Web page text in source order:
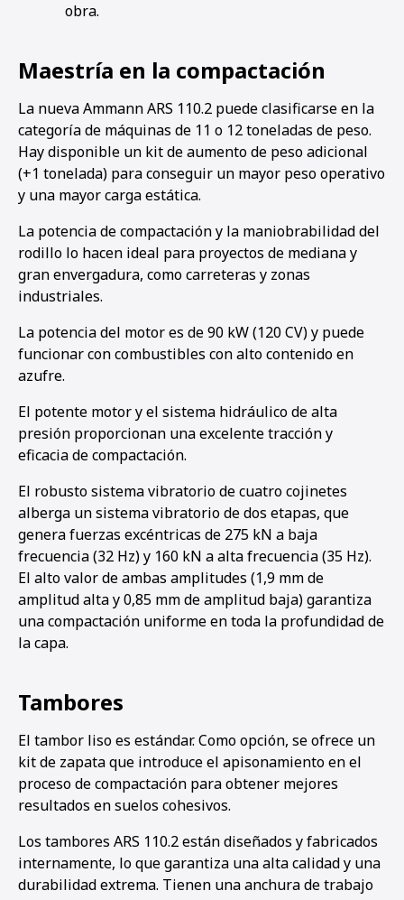
obra.
Maestría en la compactación
La nueva Ammann ARS 110.2 puede clasificarse en la
categoría de máquinas de 11 o 12 toneladas de peso.
Hay disponible un kit de aumento de peso adicional
(+1 tonelada) para conseguir un mayor peso operativo
y una mayor carga estática.
La potencia de compactación y la maniobrabilidad del
rodillo lo hacen ideal para proyectos de mediana y
gran envergadura, como carreteras y zonas
industriales.
La potencia del motor es de 90 kW (120 CV) y puede
funcionar con combustibles con alto contenido en
azufre.
El potente motor y el sistema hidráulico de alta
presión proporcionan una excelente tracción y
eficacia de compactación.
El robusto sistema vibratorio de cuatro cojinetes
alberga un sistema vibratorio de dos etapas, que
genera fuerzas excéntricas de 275 kN a baja
frecuencia (32 Hz) y 160 kN a alta frecuencia (35 Hz).
El alto valor de ambas amplitudes (1,9 mm de
amplitud alta y 0,85 mm de amplitud baja) garantiza
una compactación uniforme en toda la profundidad de
la capa.
Tambores
El tambor liso es estándar. Como opción, se ofrece un
kit de zapata que introduce el apisonamiento en el
proceso de compactación para obtener mejores
resultados en suelos cohesivos.
Los tambores ARS 110.2 están diseñados y fabricados
internamente, lo que garantiza una alta calidad y una
durabilidad extrema. Tienen una anchura de trabajo